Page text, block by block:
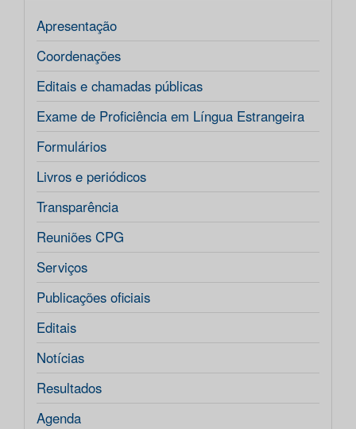
Apresentação
Coordenações
Editais e chamadas públicas
Exame de Proficiência em Língua Estrangeira
Formulários
Livros e periódicos
Transparência
Reuniões CPG
Serviços
Publicações oficiais
Editais
Notícias
Resultados
Agenda